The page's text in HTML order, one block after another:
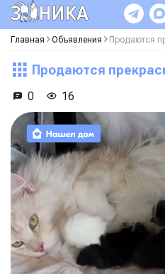
Главная Объявления Продаются
Продаются
0 16